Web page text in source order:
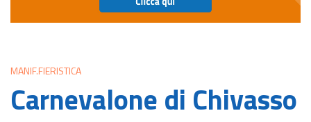
MANIF.FIERISTICA
Carnevalone di Chivasso